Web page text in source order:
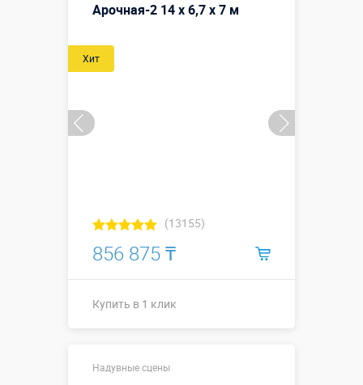
Больше деталей →
Арочная-2 14 х 6,7 х 7 м
Хит
(13155)
856 875 ₸
Купить в 1 клик
Больше деталей →
Надувные сцены